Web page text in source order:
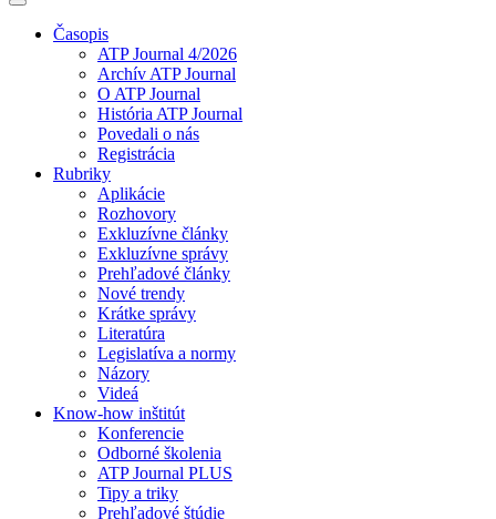
Časopis
ATP Journal 4/2026
Archív ATP Journal
O ATP Journal
História ATP Journal
Povedali o nás
Registrácia
Rubriky
Aplikácie
Rozhovory
Exkluzívne články
Exkluzívne správy
Prehľadové články
Nové trendy
Krátke správy
Literatúra
Legislatíva a normy
Názory
Videá
Know-how inštitút
Konferencie
Odborné školenia
ATP Journal PLUS
Tipy a triky
Prehľadové štúdie